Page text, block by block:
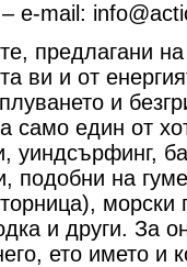
– e-mail:
предлагани
ви и от
и
само един от
уиндсърфинг,
подобни на
морски
и други. За
ето името и